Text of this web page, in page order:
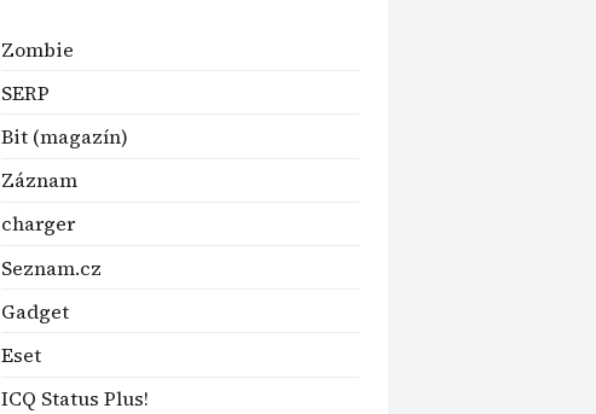
Zombie
SERP
Bit (magazín)
Záznam
charger
Seznam.cz
Gadget
Eset
ICQ Status Plus!